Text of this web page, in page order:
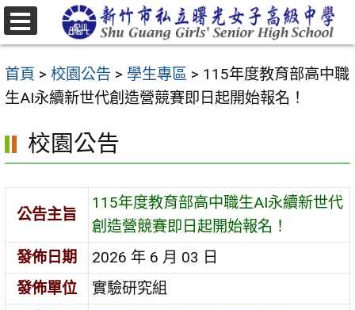
跳
至
要
內
區
首頁 > 校園公告 > 學生專區 > 115年度教育部高中職
生AI永續新世代創造營競賽即日起開始報名！
校園公告
公告主旨
115年度教育部高中職生AI永續新世代
創造營競賽即日起開始報名！
發佈日期
2026 年 6 月 03 日
發佈單位
實驗研究組
選
單